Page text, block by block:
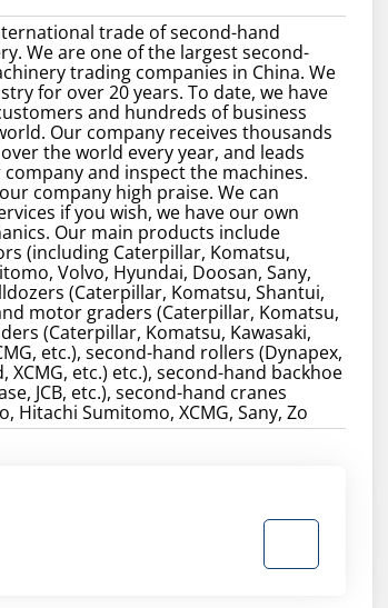
trade of second-hand
We are one of the largest second-
trading companies in China. We
for over 20 years. To date, we have
and hundreds of business
Our company receives thousands
the world every year, and leads
and inspect the machines.
company high praise. We can
if you wish, we have our own
Our main products include
(including Caterpillar, Komatsu,
Volvo, Hyundai, Doosan, Sany,
(Caterpillar, Komatsu, Shantui,
motor graders (Caterpillar, Komatsu,
(Caterpillar, Komatsu, Kawasaki,
etc.), second-hand rollers (Dynapex,
XCMG, etc.) etc.), second-hand backhoe
JCB, etc.), second-hand cranes
Hitachi Sumitomo, XCMG, Sany, Zo